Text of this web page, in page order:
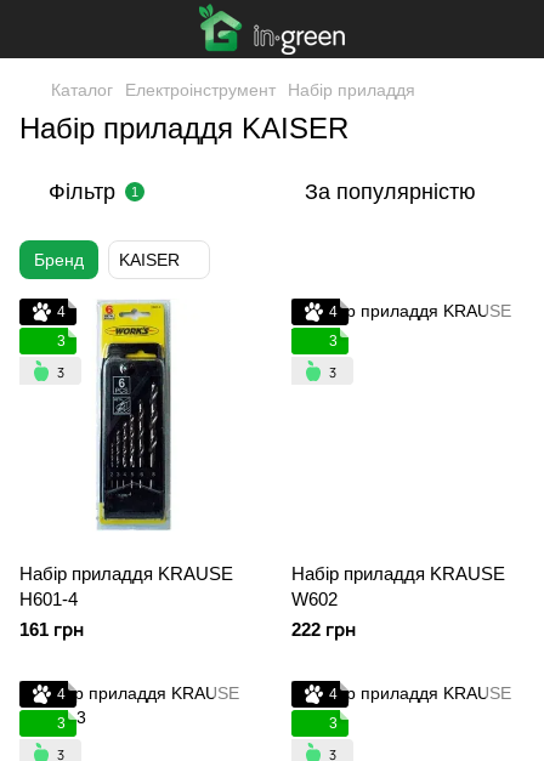
Каталог Електроінструмент Набір приладдя
Набір приладдя KAISER
Фільтр 1 За популярністю
Бренд KAISER
4
3
Набір приладдя KRAUSE
H601-4
161 грн
4
3
Набір приладдя KRAUSE
W602
222 грн
4
3
4
3